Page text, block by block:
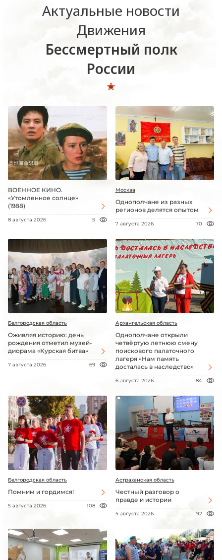
Актуальные новости
Движения
Бессмертный полк
России
ВОЕННОЕ КИНО.
«Утомленное солнце»
(1988)
8 августа 2026 5
Москва
Однополчане из разных
регионов делятся опытом
7 августа 2026 70
Белгородская область
Оживляя историю: день
рождения отметил музей-
диорама «Курская битва»
7 августа 2026 69
Архангельская область
Однополчане открыли
четвёртую летнюю смену
поискового палаточного
лагеря «Нам память
досталась в наследство»
6 августа 2026 84
Белгородская область
Помним и гордимся!
5 августа 2026 108
Астраханская область
Честный разговор о
правде и истории
5 августа 2026 92